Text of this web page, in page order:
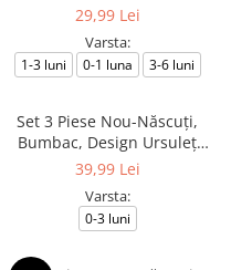
29,99 Lei
Varsta:
1-3 luni 0-1 luna 3-6 luni
Set 3 Piese Nou-Născuți,
Bumbac, Design Ursuleț
Explorator
39,99 Lei
Varsta:
0-3 luni